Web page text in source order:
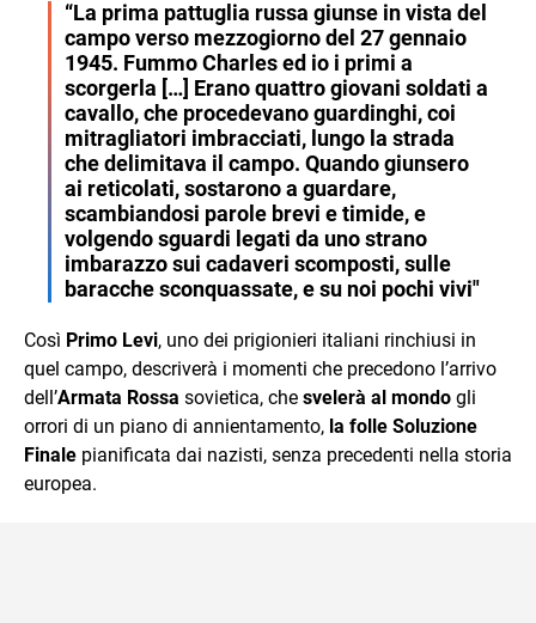
“La prima pattuglia russa giunse in vista del
campo verso mezzogiorno del 27 gennaio
1945. Fummo Charles ed io i primi a
scorgerla […] Erano quattro giovani soldati a
cavallo, che procedevano guardinghi, coi
mitragliatori imbracciati, lungo la strada
che delimitava il campo. Quando giunsero
ai reticolati, sostarono a guardare,
scambiandosi parole brevi e timide, e
volgendo sguardi legati da uno strano
imbarazzo sui cadaveri scomposti, sulle
baracche sconquassate, e su noi pochi vivi"
Così Primo Levi, uno dei prigionieri italiani rinchiusi in
quel campo, descriverà i momenti che precedono l’arrivo
dell’Armata Rossa sovietica, che svelerà al mondo gli
orrori di un piano di annientamento, la folle Soluzione
Finale pianificata dai nazisti, senza precedenti nella storia
europea.